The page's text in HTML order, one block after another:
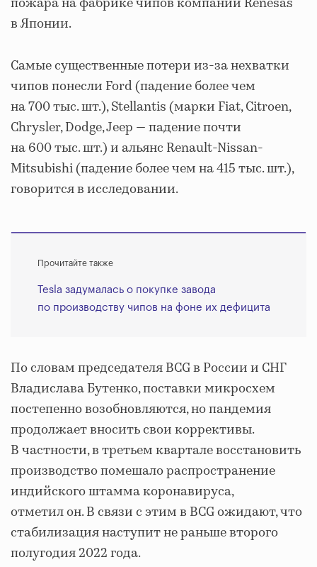
в Японии.
Самые существенные потери из-за нехватки
чипов понесли Ford (падение более чем
на 700 тыс. шт.), Stellantis (марки Fiat, Citroen,
Chrysler, Dodge, Jeep — падение почти
на 600 тыс. шт.) и альянс Renault-Nissan-
Mitsubishi (падение более чем на 415 тыс. шт.),
говорится в исследовании.
Прочитайте также
Tesla задумалась о покупке завода
по производству чипов на фоне их дефицита
По словам председателя BCG в России и СНГ
Владислава Бутенко, поставки микросхем
постепенно возобновляются, но пандемия
продолжает вносить свои коррективы.
В частности, в третьем квартале восстановить
производство помешало распространение
индийского штамма коронавируса,
отметил он. В связи с этим в BCG ожидают, что
стабилизация наступит не раньше второго
полугодия 2022 года.